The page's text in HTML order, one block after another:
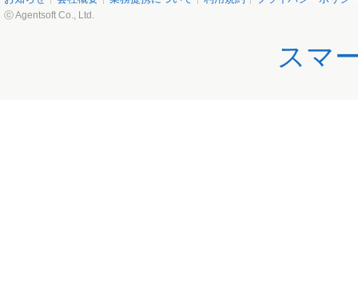
ⓒ Agentsoft Co., Ltd.
スマ